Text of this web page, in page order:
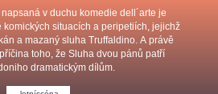
v duchu komedie dell´arte je
situacích a peripetiích, jejichž
a mazaný sluha Truffaldino. A právě
toho, že Sluha dvou pánů patří
dramatickým dílům.